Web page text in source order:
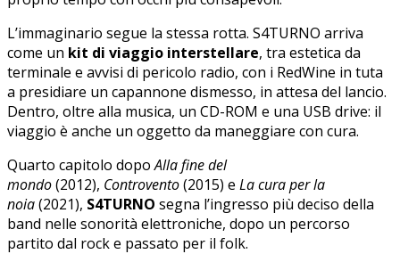
L’immaginario segue la stessa rotta. S4TURNO arriva
come un kit di viaggio interstellare, tra estetica da
terminale e avvisi di pericolo radio, con i RedWine in tuta
a presidiare un capannone dismesso, in attesa del lancio.
Dentro, oltre alla musica, un CD-ROM e una USB drive: il
viaggio è anche un oggetto da maneggiare con cura.
Quarto capitolo dopoAlla fine del
mondo(2012), Controvento(2015) e La cura per la
noia(2021), S4TURNO segna l’ingresso più deciso della
band nelle sonorità elettroniche, dopo un percorso
partito dal rock e passato per il folk.